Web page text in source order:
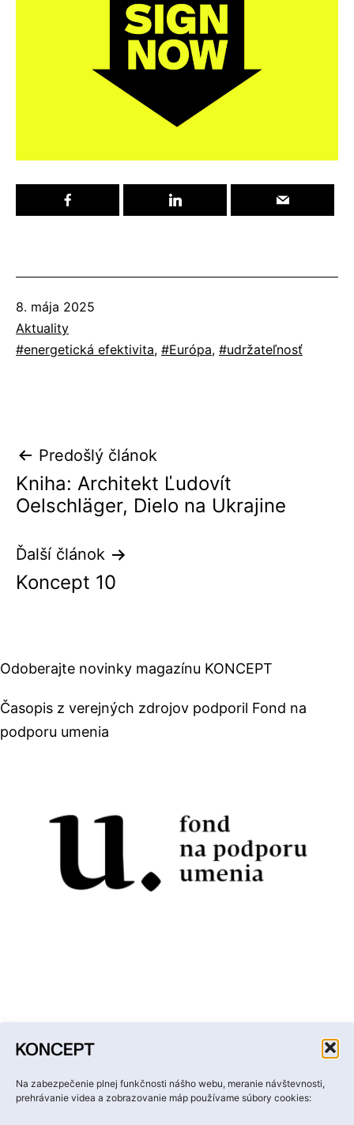
Na zabezpečenie plnej funkčnosti nášho webu, meranie návštevnosti,
prehrávanie videa a zobrazovanie máp používame súbory cookies:
Publikované
8. mája 2025
Kategorizované
ako
Aktuality
Označené
energetická efektivita, Európa, udržateľnosť
Navigácia
v
článku
Predošlý článok
Kniha: Architekt Ľudovít
Oelschläger, Dielo na Ukrajine
Ďalší článok
Koncept 10
Odoberajte novinky magazínu KONCEPT
Časopis z verejných zdrojov podporil Fond na
podporu umenia